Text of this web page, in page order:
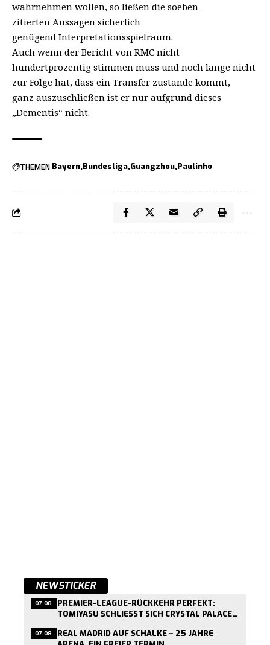
wahrnehmen wollen, so ließen die soeben
zitierten Aussagen sicherlich
genügend Interpretationsspielraum.
Auch wenn der Bericht von RMC nicht
hundertprozentig stimmen muss und noch lange nicht
zur Folge hat, dass ein Transfer zustande kommt,
ganz auszuschließen ist er nur aufgrund dieses
„Dementis“ nicht.
THEMEN Bayern Bundesliga Guangzhou Paulinho
NEWSTICKER
07.08. PREMIER-LEAGUE-RÜCKKEHR PERFEKT:
TOMIYASU SCHLIESST SICH CRYSTAL PALACE A
07.08. REAL MADRID AUF SCHALKE – 25 JAHRE